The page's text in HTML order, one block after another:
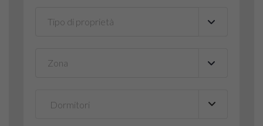
Tipo di proprietà ▼
Zona ▼